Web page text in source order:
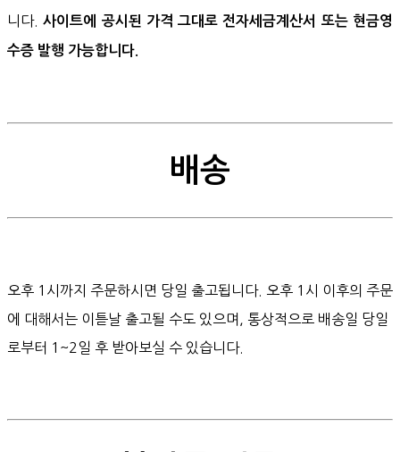
니다.사이트에 공시된 가격 그대로 전자세금계산서 또는 현금영
수증 발행 가능합니다.
배송
오후 1시까지 주문하시면 당일 출고됩니다. 오후 1시 이후의 주문
에 대해서는 이튿날 출고될 수도 있으며, 통상적으로 배송일 당일
로부터 1~2일 후 받아보실 수 있습니다.